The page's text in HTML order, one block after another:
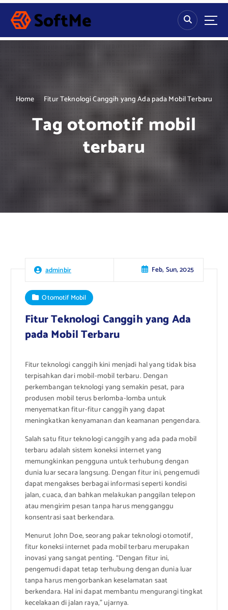
S
p
Home Fitur Teknologi Canggih yang Ada pada Mobil Terbaru
Tag otomotif mobil
terbaru
adminbir Feb, Sun, 2025
Otomotif Mobil
Fitur Teknologi Canggih yang Ada
pada Mobil Terbaru
Fitur teknologi canggih kini menjadi hal yang tidak bisa
terpisahkan dari mobil-mobil terbaru. Dengan
perkembangan teknologi yang semakin pesat, para
produsen mobil terus berlomba-lomba untuk
menyematkan fitur-fitur canggih yang dapat
meningkatkan kenyamanan dan keamanan pengendara.
Salah satu fitur teknologi canggih yang ada pada mobil
terbaru adalah sistem koneksi internet yang
memungkinkan pengguna untuk terhubung dengan
dunia luar secara langsung. Dengan fitur ini, pengemudi
dapat mengakses berbagai informasi seperti kondisi
jalan, cuaca, dan bahkan melakukan panggilan telepon
atau mengirim pesan tanpa harus mengganggu
konsentrasi saat berkendara.
Menurut John Doe, seorang pakar teknologi otomotif,
fitur koneksi internet pada mobil terbaru merupakan
inovasi yang sangat penting. “Dengan fitur ini,
pengemudi dapat tetap terhubung dengan dunia luar
tanpa harus mengorbankan keselamatan saat
berkendara. Hal ini dapat membantu mengurangi tingkat
kecelakaan di jalan raya,” ujarnya.